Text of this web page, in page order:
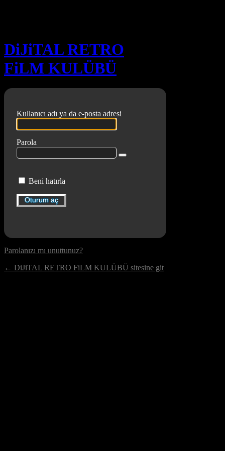
DiJiTAL RETRO
FiLM KULÜBÜ
Kullanıcı adı ya da e-posta adresi
Parola
Beni hatırla
Parolanızı mı unuttunuz?
← DiJiTAL RETRO FiLM KULÜBÜ sitesine git